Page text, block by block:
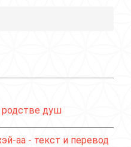
родстве душ
аа - текст и перевод